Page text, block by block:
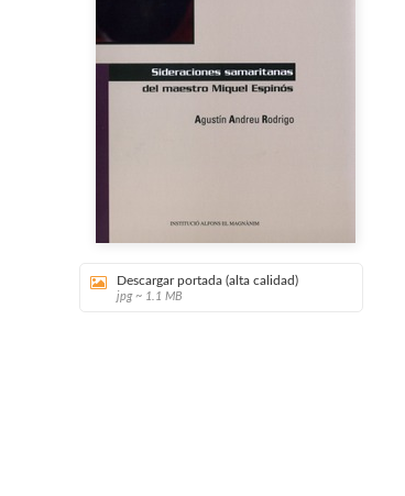
Descargar portada (alta calidad)
jpg ~ 1.1 MB